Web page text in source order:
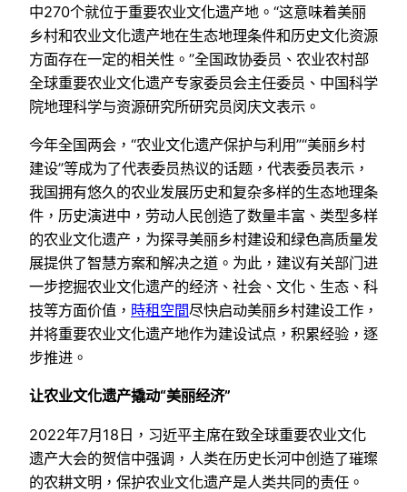
中270个就位于重要农业文化遗产地。“这意味着美丽
乡村和农业文化遗产地在生态地理条件和历史文化资源
方面存在一定的相关性。”全国政协委员、农业农村部
全球重要农业文化遗产专家委员会主任委员、中国科学
院地理科学与资源研究所研究员闵庆文表示。
今年全国两会，“农业文化遗产保护与利用”“美丽乡村
建设”等成为了代表委员热议的话题，代表委员表示，
我国拥有悠久的农业发展历史和复杂多样的生态地理条
件，历史演进中，劳动人民创造了数量丰富、类型多样
的农业文化遗产，为探寻美丽乡村建设和绿色高质量发
展提供了智慧方案和解决之道。为此，建议有关部门进
一步挖掘农业文化遗产的经济、社会、文化、生态、科
技等方面价值， 時租空間尽快启动美丽乡村建设工作，
并将重要农业文化遗产地作为建设试点，积累经验，逐
步推进。
让农业文化遗产撬动“美丽经济”
2022年7月18日，习近平主席在致全球重要农业文化
遗产大会的贺信中强调，人类在历史长河中创造了璀璨
的农耕文明，保护农业文化遗产是人类共同的责任。